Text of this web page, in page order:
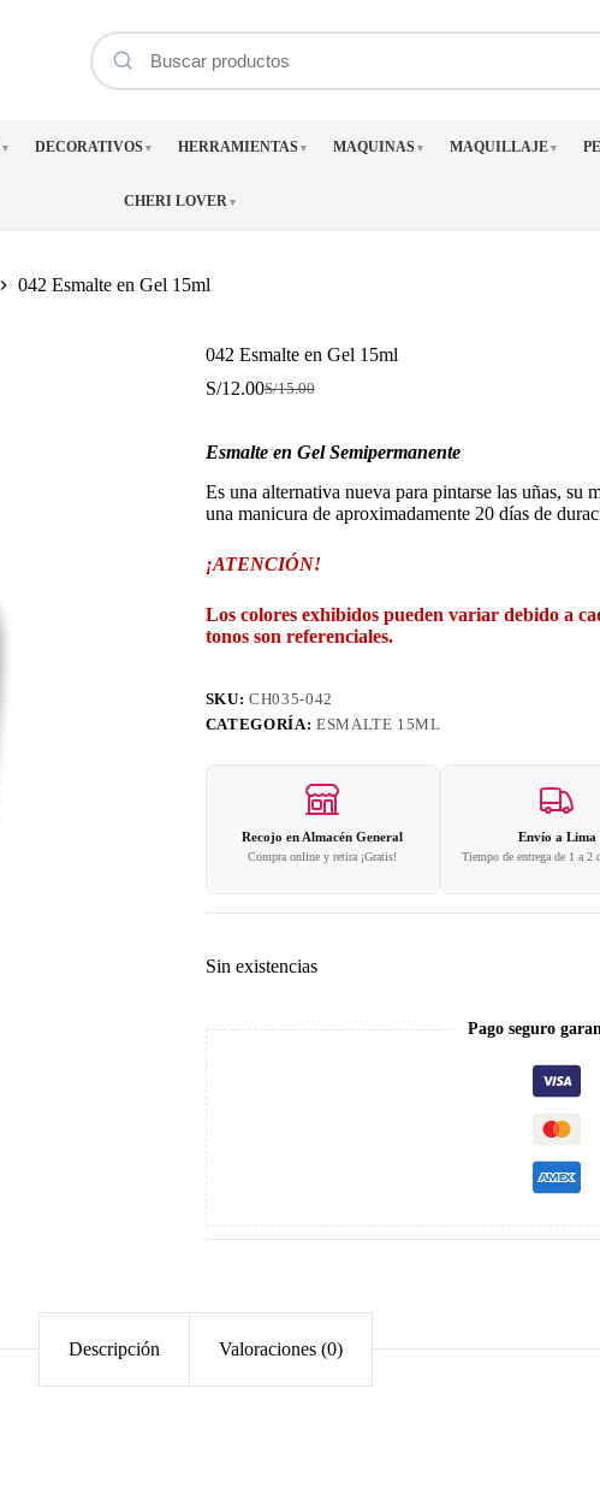
▼ DECORATIVOS ▼ HERRAMIENTAS ▼ MAQUINAS ▼ MAQUILLAJE ▼
CHERI LOVER ▼
042 Esmalte en Gel 15ml
042 Esmalte en Gel 15ml
S/15.00
El
original
era:
S/15.00.
S/12.00El
actual
es:
S/12.00.
Esmalte en Gel Semipermanente
Es una alternativa nueva para pintarse las uñas, su
una manicura de aproximadamente 20 días de
¡ATENCIÓN!
Los colores exhibidos pueden variar debido a
tonos son referenciales.
SKU:CH035-042
CATEGORÍA: ESMALTE 15ML
Recojo en Almacén General
Compra online y retira ¡Gratis!
Envío a Lima
Tiempo de entrega de 1 a 2
Sin existencias
Pago seguro
Descripción Valoraciones (0)